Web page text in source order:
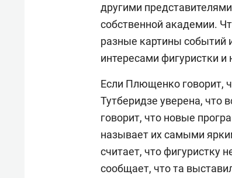
другими
собственной академии.
разные картины событий
интересами фигуристки и
Если Плющенко говорит,
Тутберидзе уверена, что
говорит, что новые
называет их самыми
считает, что фигуристку
сообщает, что та